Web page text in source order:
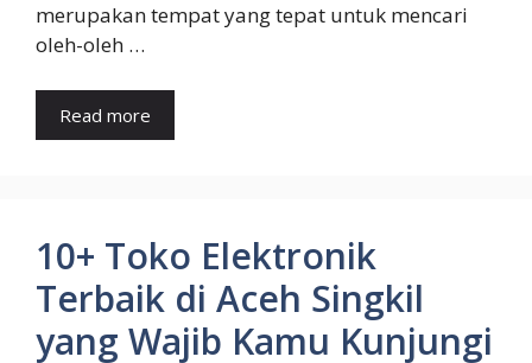
merupakan tempat yang tepat untuk mencari
oleh-oleh …
Read more
10+ Toko Elektronik
Terbaik di Aceh Singkil
yang Wajib Kamu Kunjungi